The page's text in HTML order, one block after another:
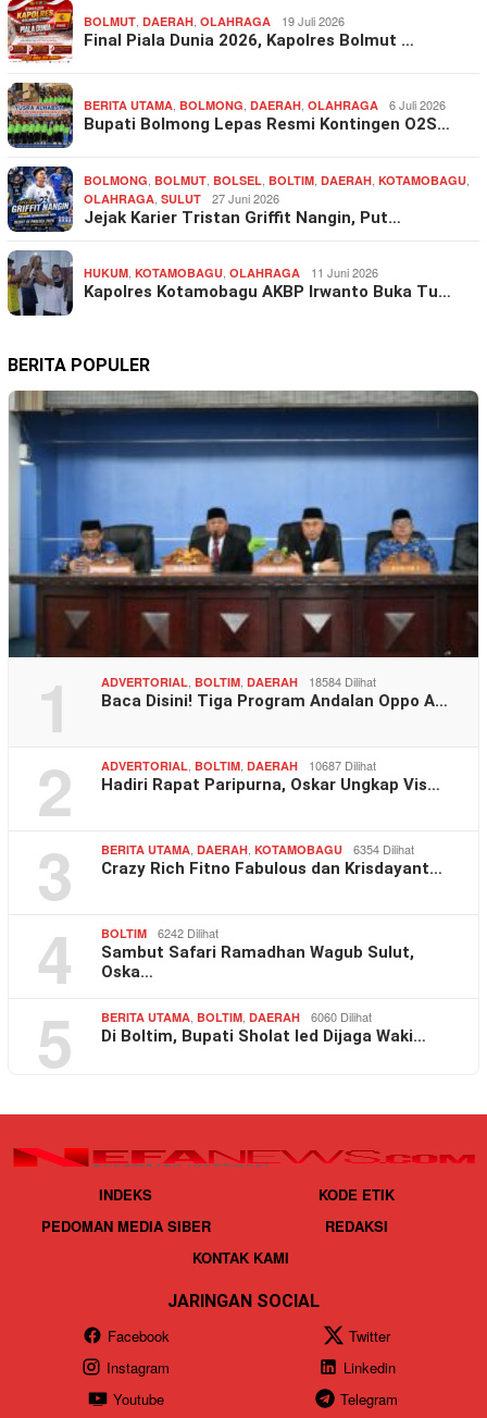
BOLMUT DAERAH OLAHRAGA 19 Juli 2026
Final Piala Dunia 2026, Kapolres Bolmut …
BERITA UTAMA BOLMONG DAERAH OLAHRAGA 6 Juli 2026
Bupati Bolmong Lepas Resmi Kontingen O2S…
BOLMONG BOLMUT BOLSEL BOLTIM DAERAH KOTAMOBAGU
OLAHRAGA SULUT 27 Juni 2026
Jejak Karier Tristan Griffit Nangin, Put…
HUKUM KOTAMOBAGU OLAHRAGA 11 Juni 2026
Kapolres Kotamobagu AKBP Irwanto Buka Tu…
BERITA POPULER
1 ADVERTORIAL, BOLTIM, DAERAH 18584 Dilihat
Baca Disini! Tiga Program Andalan Oppo A…
2 ADVERTORIAL, BOLTIM, DAERAH 10687 Dilihat
Hadiri Rapat Paripurna, Oskar Ungkap Vis…
3 BERITA UTAMA, DAERAH, KOTAMOBAGU 6354 Dilihat
Crazy Rich Fitno Fabulous dan Krisdayant…
4 BOLTIM 6242 Dilihat
Sambut Safari Ramadhan Wagub Sulut,
Oska…
5 BERITA UTAMA, BOLTIM, DAERAH 6060 Dilihat
Di Boltim, Bupati Sholat Ied Dijaga Waki…
INDEKS
KODE ETIK
PEDOMAN MEDIA SIBER
REDAKSI
KONTAK KAMI
JARINGAN SOCIAL
Facebook
Twitter
Instagram
Linkedin
Youtube
Telegram